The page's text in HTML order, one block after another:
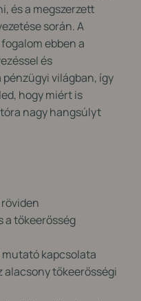
és a megszerzett
során. A
ebben a
és
világban, így
hogy miért is
nagy hangsúlyt
a tőkeerősség
kapcsolata
alacsony tőkeerősségi